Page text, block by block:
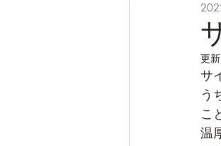
衛生・健
更新
サ
う
こ
温